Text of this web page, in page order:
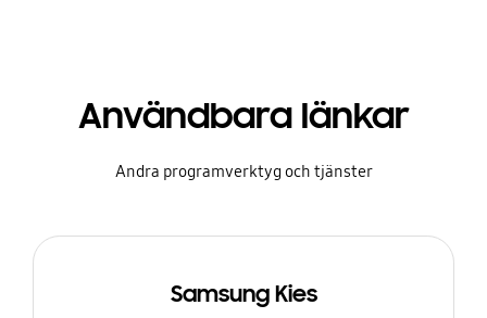
Användbara länkar
Andra programverktyg och tjänster
Samsung Kies